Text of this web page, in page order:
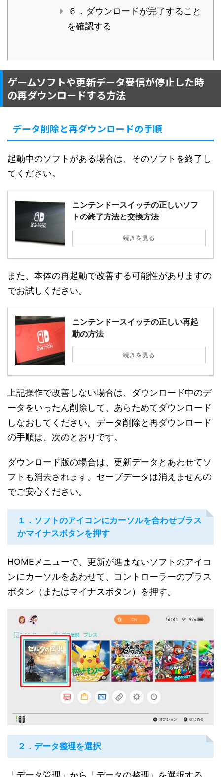
６．ダウンロードが完了すること
を確認する
ゲームソフトや更新データ受信が停止した時
の再ダウンロードする方法
データ削除と再ダウンロードの手順
起動中のソフトがある場合は、そのソフトを終了し
てください。
ニンテンドースイッチの正しいソフ
トの終了方法と交換方法
続きを見る
また、本体の再起動で改善する可能性がありますの
でお試しください。
ニンテンドースイッチの正しい再起
動の方法
続きを見る
上記操作で改善しない場合は、ダウンロード中のデ
ータをいったん削除して、あらためてダウンロード
しなおしてください。データ削除と再ダウンロード
の手順は、次のとおりです。
ダウンロード版の場合は、更新データとあわせてソ
フトも消去されます。セーブデータは消えませんの
でご安心ください。
１．ソフトのアイコンにカーソルを合わせプラス
かマイナスボタンを押す
HOMEメニューで、更新が進まないソフトのアイコ
ンにカーソルをあわせて、コントローラーのプラス
ボタン（またはマイナスボタン）を押す。
２．データ整理を選択
「データ管理」から「データの整理」を選択する。